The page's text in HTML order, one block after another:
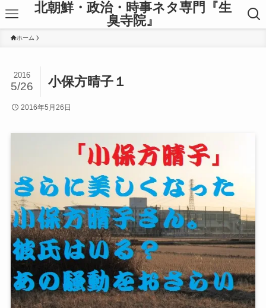
北朝鮮・政治・時事ネタ専門『生
臭寺院』
ホーム
小保方晴子１
2016
5/26
2016年5月26日